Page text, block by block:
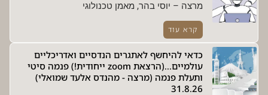
מרצה – יוסי בהר, מאמן טכנולוגי
קרא עוד
כדאי להיחשף לאתגרים הנדסיים ואדריכליים
עולמיים...(הרצאת zoom ייחודית!) פנמה סיטי
ותעלת פנמה (מרצה - מהנדס אלעד שמואלי)
31.8.26